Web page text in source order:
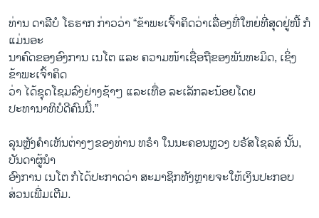
ທ່ານ ດາລີບໍ ໂຣຮາກ ກ່າວວ່າ “ຂ້າພະເຈົ້າຄິດວ່າເລື່ອງທີ່ໃຫຍ່ທີ່ສຸດຢູ່ໜີ້ ກໍ
ແມ່ນອະ
ນາຄົດຂອງອົງການ ເນໂຕ ແລະ ຄວາມໜ້າເຊື່ອຖືຂອງພັນທະມິດ, ເຊິ່ງ
ຂ້າພະເຈົ້າຄິດ
ວ່າ ໄດ້ຊຸດໂຊມລົງຢ່າງຊ້າໆ ແລະເທື່ອ ລະເລັກລະນ້ອຍໂດຍ
ປະທານາທິບໍດີຄົນນີ້.”
ລຸນຫຼັງຄຳເຫັນຕ່າງໆຂອງທ່ານ ທຣຳ ໃນນະຄອນຫຼວງ ບຣັສໂຊລສ໌ ນັ້ນ,
ບັນດາຜູ້ນຳ
ອົງການ ເນໂຕ ກໍໄດ້ປະກາດວ່າ ສະມາຊິກທັງຫຼາຍຈະໃຫ້ເງິນປະກອບ
ສ່ວນເພີ່ມເຕີມ.